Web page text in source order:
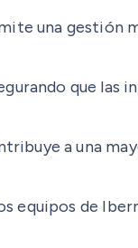
una gestión
que las
a una
equipos de